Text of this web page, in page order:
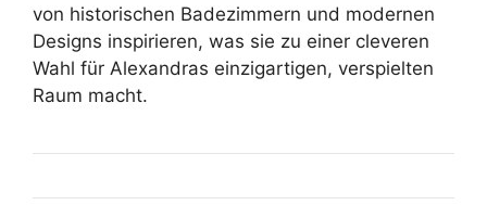
von historischen Badezimmern und modernen
Designs inspirieren, was sie zu einer cleveren
Wahl für Alexandras einzigartigen, verspielten
Raum macht.